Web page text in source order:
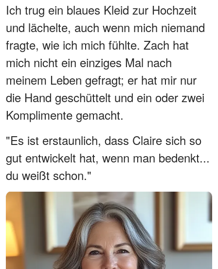
Ich trug ein blaues Kleid zur Hochzeit
und lächelte, auch wenn mich niemand
fragte, wie ich mich fühlte. Zach hat
mich nicht ein einziges Mal nach
meinem Leben gefragt; er hat mir nur
die Hand geschüttelt und ein oder zwei
Komplimente gemacht.
"Es ist erstaunlich, dass Claire sich so
gut entwickelt hat, wenn man bedenkt...
du weißt schon."